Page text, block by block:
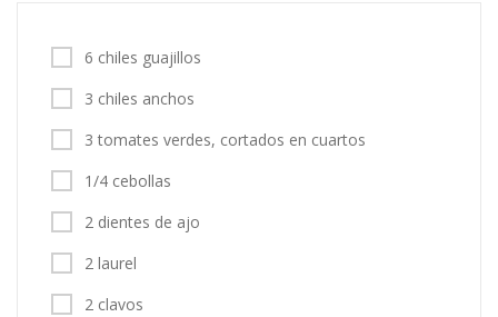
Entrar / Registrarse
6 chiles guajillos
3 chiles anchos
3 tomates verdes, cortados en cuartos
1/4 cebollas
2 dientes de ajo
2 laurel
2 clavos